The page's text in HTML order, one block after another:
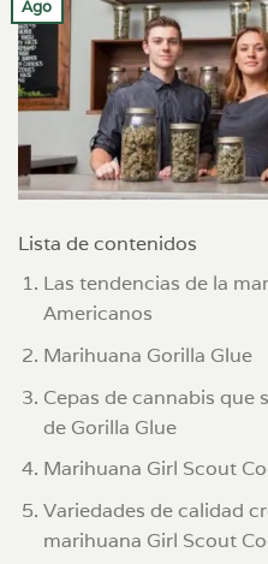
Ago
Lista de contenidos
Las tendencias de la
Americanos
Marihuana Gorilla Glue
Cepas de cannabis que
de Gorilla Glue
Marihuana Girl Scout
Variedades de calidad
marihuana Girl Scout